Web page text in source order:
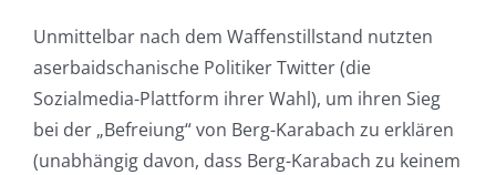
Unmittelbar nach dem Waffenstillstand nutzten
aserbaidschanische Politiker Twitter (die
Sozialmedia-Plattform ihrer Wahl), um ihren Sieg
bei der „Befreiung“ von Berg-Karabach zu erklären
(unabhängig davon, dass Berg-Karabach zu keinem